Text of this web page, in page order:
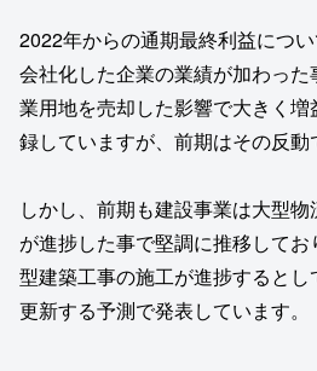
2022年からの通期最終利益につ
会社化した企業の業績が加わっ
業用地を売却した影響で大きく
録していますが、前期はその反動
しかし、前期も建設事業は大型
が進捗した事で堅調に推移して
型建築工事の施工が進捗すると
更新する予測で発表しています。